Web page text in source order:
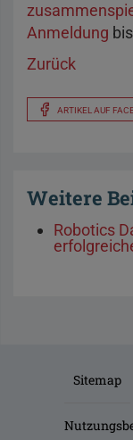
Anmeldung
Zurück
ARTIKEL AUF
Weitere
Robotics
Sitemap